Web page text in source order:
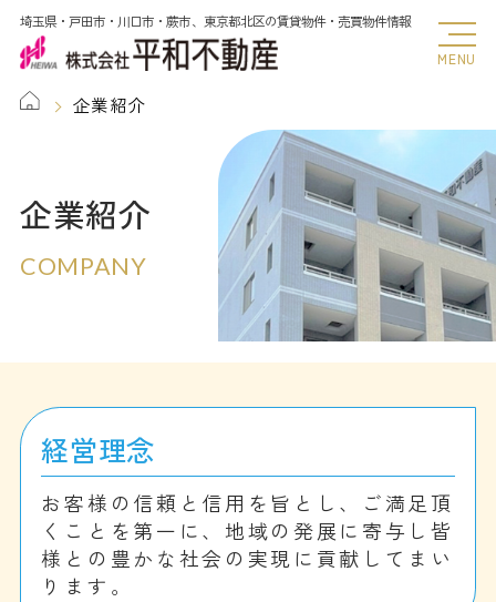
埼玉県・戸田市・川口市・蕨市、東京都北区の賃貸物件・売買物件情報
MENU
企業紹介
企業紹介
COMPANY
経営理念
お客様の信頼と信用を旨とし、ご満足頂
くことを第一に、 地域の発展に寄与し皆
様との豊かな社会の実現に貢献してまい
ります。